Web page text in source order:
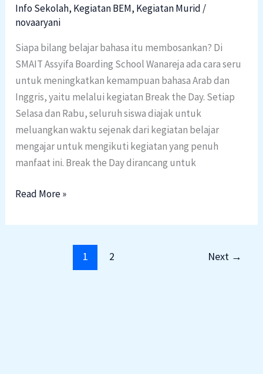
Info Sekolah, Kegiatan BEM, Kegiatan Murid /
novaaryani
Siapa bilang belajar bahasa itu membosankan? Di
SMAIT Assyifa Boarding School Wanareja ada cara seru
untuk meningkatkan kemampuan bahasa Arab dan
Inggris, yaitu melalui kegiatan Break the Day. Setiap
Selasa dan Rabu, seluruh siswa diajak untuk
meluangkan waktu sejenak dari kegiatan belajar
mengajar untuk mengikuti kegiatan yang penuh
manfaat ini. Break the Day dirancang untuk
Read More »
1 2 Next →